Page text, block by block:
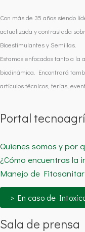
Con más de 35 años siendo
actualizada y contrastada
Bioestimulantes y Semillas.
Estamos enfocados tanto a la
biodinámica. Encontrará
artículos técnicos, ferias,
Portal
Quienes somos y por
¿Cómo encuentras la
Manejo de
> En caso de
Sala de prensa